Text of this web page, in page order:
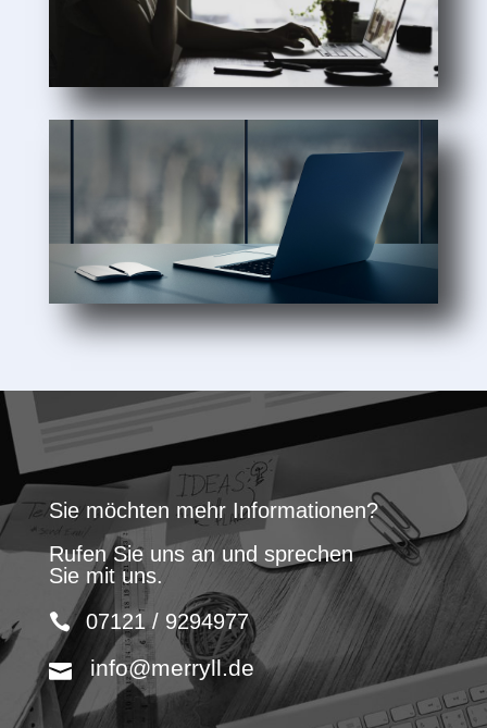
Sie möchten mehr Informationen?
Rufen Sie uns an und sprechen
Sie mit uns.
07121 / 9294977
info@merryll.de